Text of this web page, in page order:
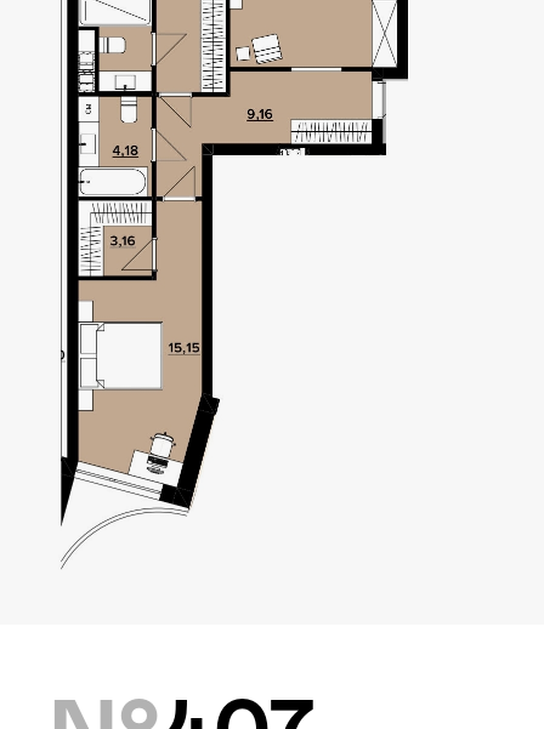
OBOLON HOUSE
Локація
Київ, Оболонський р-н
Статус
Проєктування
Комплекс складається з
двох будинків — 10 та
як частина природного